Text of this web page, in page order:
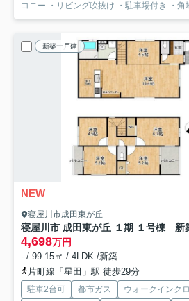
コニー ・リビング吹抜け ・駐車場付き ・角
新築一戸建
NEW
寝屋川市成田東が丘
寝屋川市 成田東が丘 １期 １号棟 新
4,698万円
- / 99.15㎡ / 4LDK /新築
片町線「星田」駅 徒歩29分
駐車2台可 都市ガス
ウォークインク